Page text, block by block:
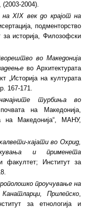
(2003-2004).
на XIX век до крајот на
подменторство
историја, Филозофски
во Македонија
во Архитектурата
„Историја на културата
167-171.
турбиња во
на Македонија,
на Македонија“, МАНУ,
хајати во Охрид,
и применета
факултет; Институт за
проучување на
Прилепско
за етнологија и